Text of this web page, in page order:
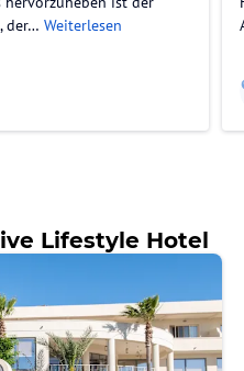
der… Weiterlesen
Lifestyle Hotel